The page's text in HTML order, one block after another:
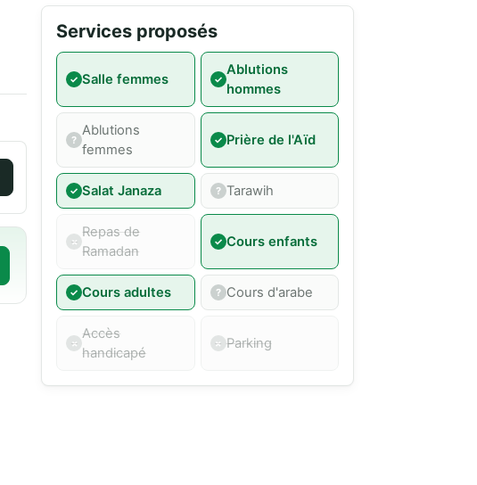
Services proposés
Salle femmes
Ablutions
hommes
Ablutions
femmes
Prière de l'Aïd
Salat Janaza Tarawih
Repas de
Ramadan
Cours enfants
Cours adultes Cours d'arabe
Accès
handicapé
Parking